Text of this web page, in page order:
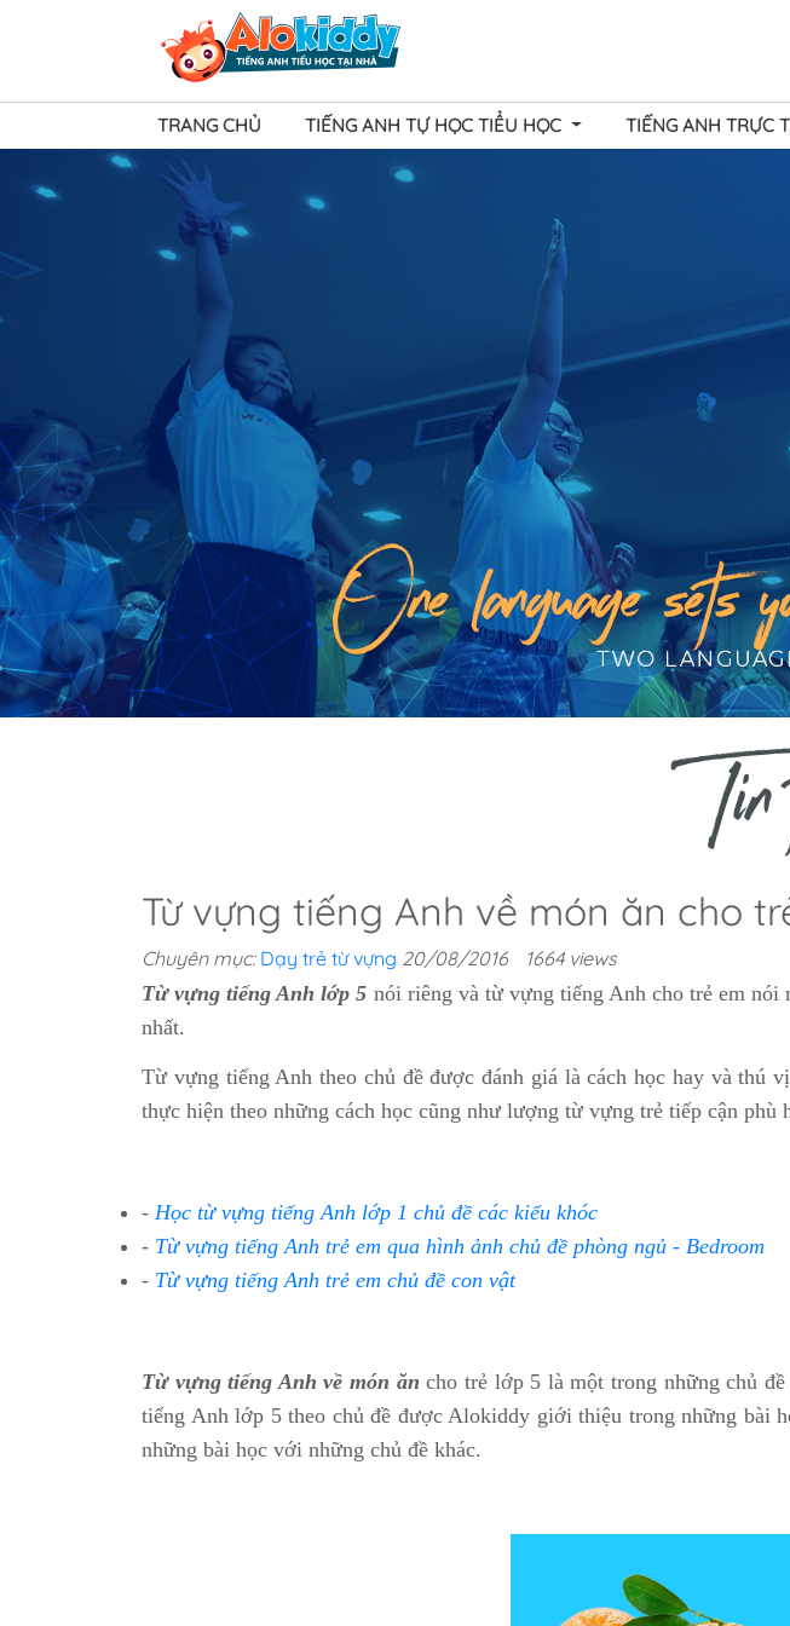
TRANG CHỦ TIẾNG ANH TỰ HỌC TIỂU HỌC TIẾNG ANH TRỰC
Từ vựng tiếng Anh về món ăn cho
Chuyên mục: Dạy trẻ từ vựng 20/08/2016
1664 views
Từ vựng tiếng Anh lớp 5 nói riêng và từ vựng tiếng Anh cho trẻ em nói
nhất.
Từ vựng tiếng Anh theo chủ đề được đánh giá là cách học hay và thú
thực hiện theo những cách học cũng như lượng từ vựng trẻ tiếp cận
- Học từ vựng tiếng Anh lớp 1 chủ đề các kiểu khóc
- Từ vựng tiếng Anh trẻ em qua hình ảnh chủ đề phòng ngủ - Bedroom
- Từ vựng tiếng Anh trẻ em chủ đề con vật
Từ vựng tiếng Anh về món ăn cho trẻ lớp 5 là một trong những chủ đề
tiếng Anh lớp 5 theo chủ đề được Alokiddy giới thiệu trong những bài
những bài học với những chủ đề khác.